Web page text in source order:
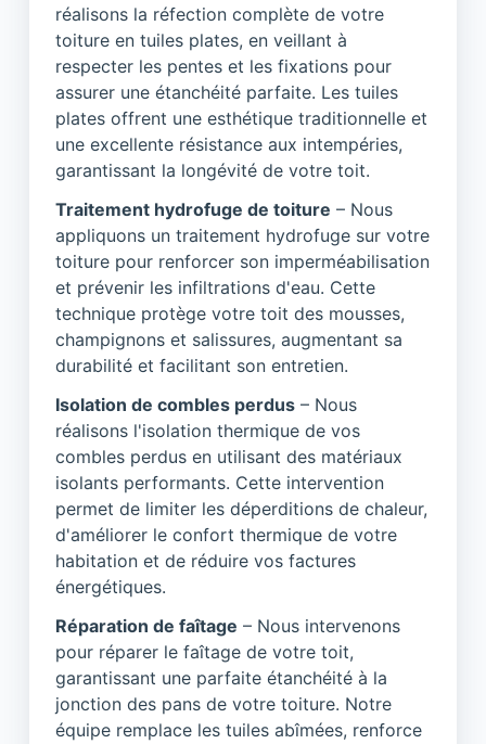
réalisons la réfection complète de votre
toiture en tuiles plates, en veillant à
respecter les pentes et les fixations pour
assurer une étanchéité parfaite. Les tuiles
plates offrent une esthétique traditionnelle et
une excellente résistance aux intempéries,
garantissant la longévité de votre toit.
Traitement hydrofuge de toiture – Nous
appliquons un traitement hydrofuge sur votre
toiture pour renforcer son imperméabilisation
et prévenir les infiltrations d'eau. Cette
technique protège votre toit des mousses,
champignons et salissures, augmentant sa
durabilité et facilitant son entretien.
Isolation de combles perdus – Nous
réalisons l'isolation thermique de vos
combles perdus en utilisant des matériaux
isolants performants. Cette intervention
permet de limiter les déperditions de chaleur,
d'améliorer le confort thermique de votre
habitation et de réduire vos factures
énergétiques.
Réparation de faîtage – Nous intervenons
pour réparer le faîtage de votre toit,
garantissant une parfaite étanchéité à la
jonction des pans de votre toiture. Notre
équipe remplace les tuiles abîmées, renforce